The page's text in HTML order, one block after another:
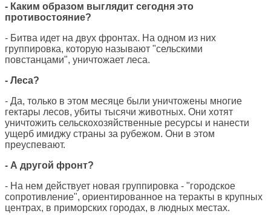
- Каким образом выглядит сегодня это
противостояние?
- Битва идет на двух фронтах. На одном из них
группировка, которую называют "сельскими
повстанцами", уничтожает леса.
- Леса?
- Да, только в этом месяце были уничтожены многие
гектары лесов, убиты тысячи животных. Они хотят
уничтожить сельскохозяйственные ресурсы и нанести
ущерб имиджу страны за рубежом. Они в этом
преуспевают.
- А другой фронт?
- На нем действует новая группировка - "городское
сопротивление", ориентированное на теракты в крупных
центрах, в приморских городах, в людных местах.